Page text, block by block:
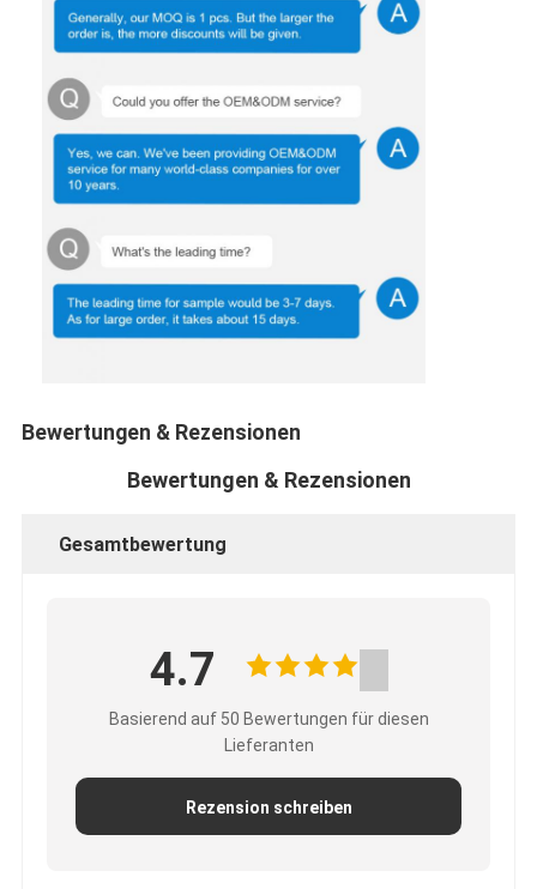
Bewertungen & Rezensionen
Bewertungen & Rezensionen
Gesamtbewertung
4.7
Basierend auf 50 Bewertungen für diesen
Lieferanten
Rezension schreiben